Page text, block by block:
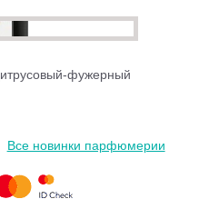
фужерный
Все новинки парфюмерии